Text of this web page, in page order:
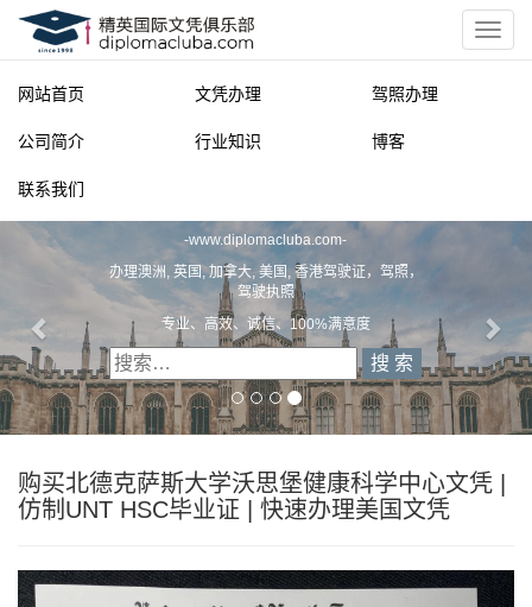
网站首页 文凭办理 驾照办理
公司简介 行业知识 博客
联系我们
-www.diplomacluba.com-
办理澳洲, 英国, 加拿大, 美国, 香港驾驶证，驾照，
驾驶执照
专业、高效、诚信、100%满意度
购买北德克萨斯大学沃思堡健康科学中心文凭 |
仿制UNT HSC毕业证 | 快速办理美国文凭